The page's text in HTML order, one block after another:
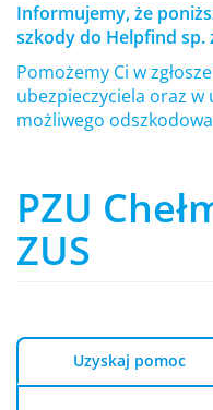
Informujemy, że
szkody do Helpfind sp.
Pomożemy Ci w
ubezpieczyciela oraz w
możliwego
PZU
ZUS
Uzyskaj pomoc